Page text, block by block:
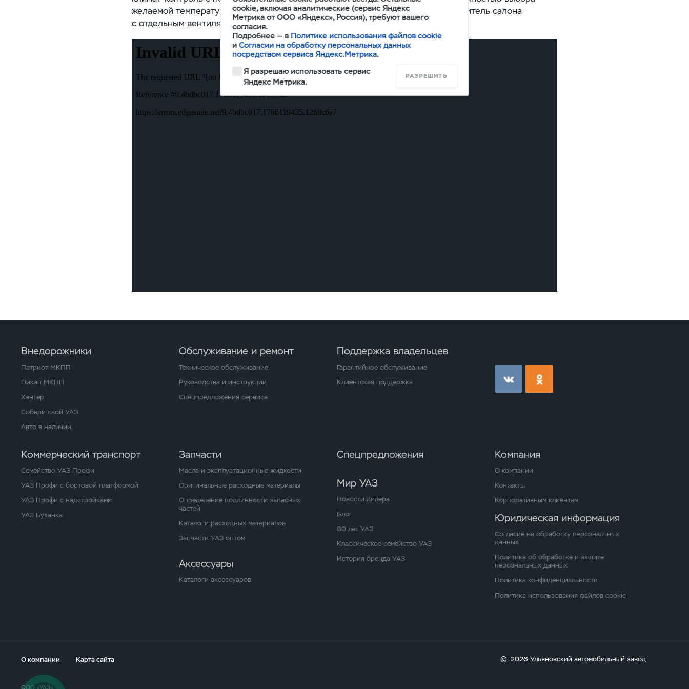
желаемой температуры. Для пассажиров второго ряда установлен второй отопитель салона
с отдельным вентилятором и регулируемыми дефлекторами обдува.
Внедорожники
Патриот МКПП
Пикап МКПП
Хантер
Собери свой УАЗ
Авто в наличии
Обслуживание и ремонт
Техническое обслуживание
Руководства и инструкции
Спецпредложения сервиса
Поддержка владельцев
Гарантийное обслуживание
Клиентская поддержка
Коммерческий транспорт
Семейство УАЗ Профи
УАЗ Профи с бортовой платформой
УАЗ Профи с надстройками
УАЗ Буханка
Запчасти
Масла и эксплуатационные жидкости
Оригинальные расходные материалы
Определение подлинности запасных
частей
Каталоги расходных материалов
Запчасти УАЗ оптом
Аксессуары
Каталоги аксессуаров
Спецпредложения
Мир УАЗ
Новости дилера
Блог
80 лет УАЗ
Классическое семейство УАЗ
История бренда УАЗ
Компания
О компании
Контакты
Корпоративным клиентам
Юридическая информация
Согласие на обработку персональных
данных
Политика об обработке и защите
персональных данных
Политика конфиденциальности
Политика использования файлов cookie
О компании Карта сайта © 2026 Ульяновский автомобильный завод
cookie, включая аналитические (сервис Яндекс
Метрика от ООО «Яндекс», Россия), требуют вашего
согласия.
Подробнее — в Политике использования файлов cookie
иСогласии на обработку персональных данных
посредством сервиса Яндекс.Метрика.
Я разрешаю использовать сервис
Яндекс Метрика.
РАЗРЕШИТЬ